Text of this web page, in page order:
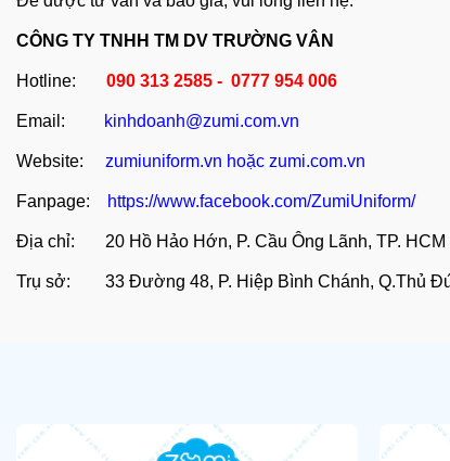
CÔNG TY TNHH TM DV TRƯỜNG VÂN
Hotline: 090 313 2585 - 0777 954 006
Email: kinhdoanh@zumi.com.vn
Website: zumiuniform.vn hoặc zumi.com.vn
Fanpage: https://www.facebook.com/ZumiUniform/
Địa chỉ: 20 Hồ Hảo Hớn, P. Cầu Ông Lãnh, TP. HCM
Trụ sở: 33 Đường 48, P. Hiệp Bình Chánh, Q.Thủ